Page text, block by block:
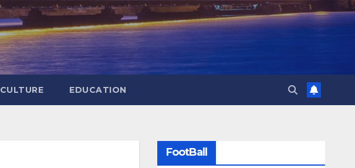
CULTURE EDUCATION
FootBall